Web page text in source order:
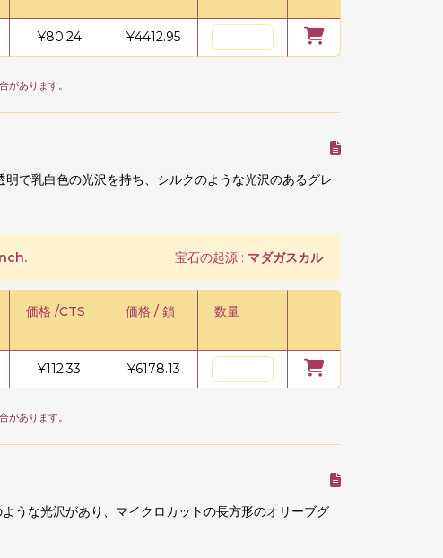
¥80.24 ¥4412.95
があります。
で乳白色の光沢を持ち、シルクのような光沢のあるグレ
宝石の起源 : マダガスカル
価格 /CTS 価格 / 鎖 数量
¥112.33 ¥6178.13
があります。
うな光沢があり、マイクロカットの長方形のオリーブグ